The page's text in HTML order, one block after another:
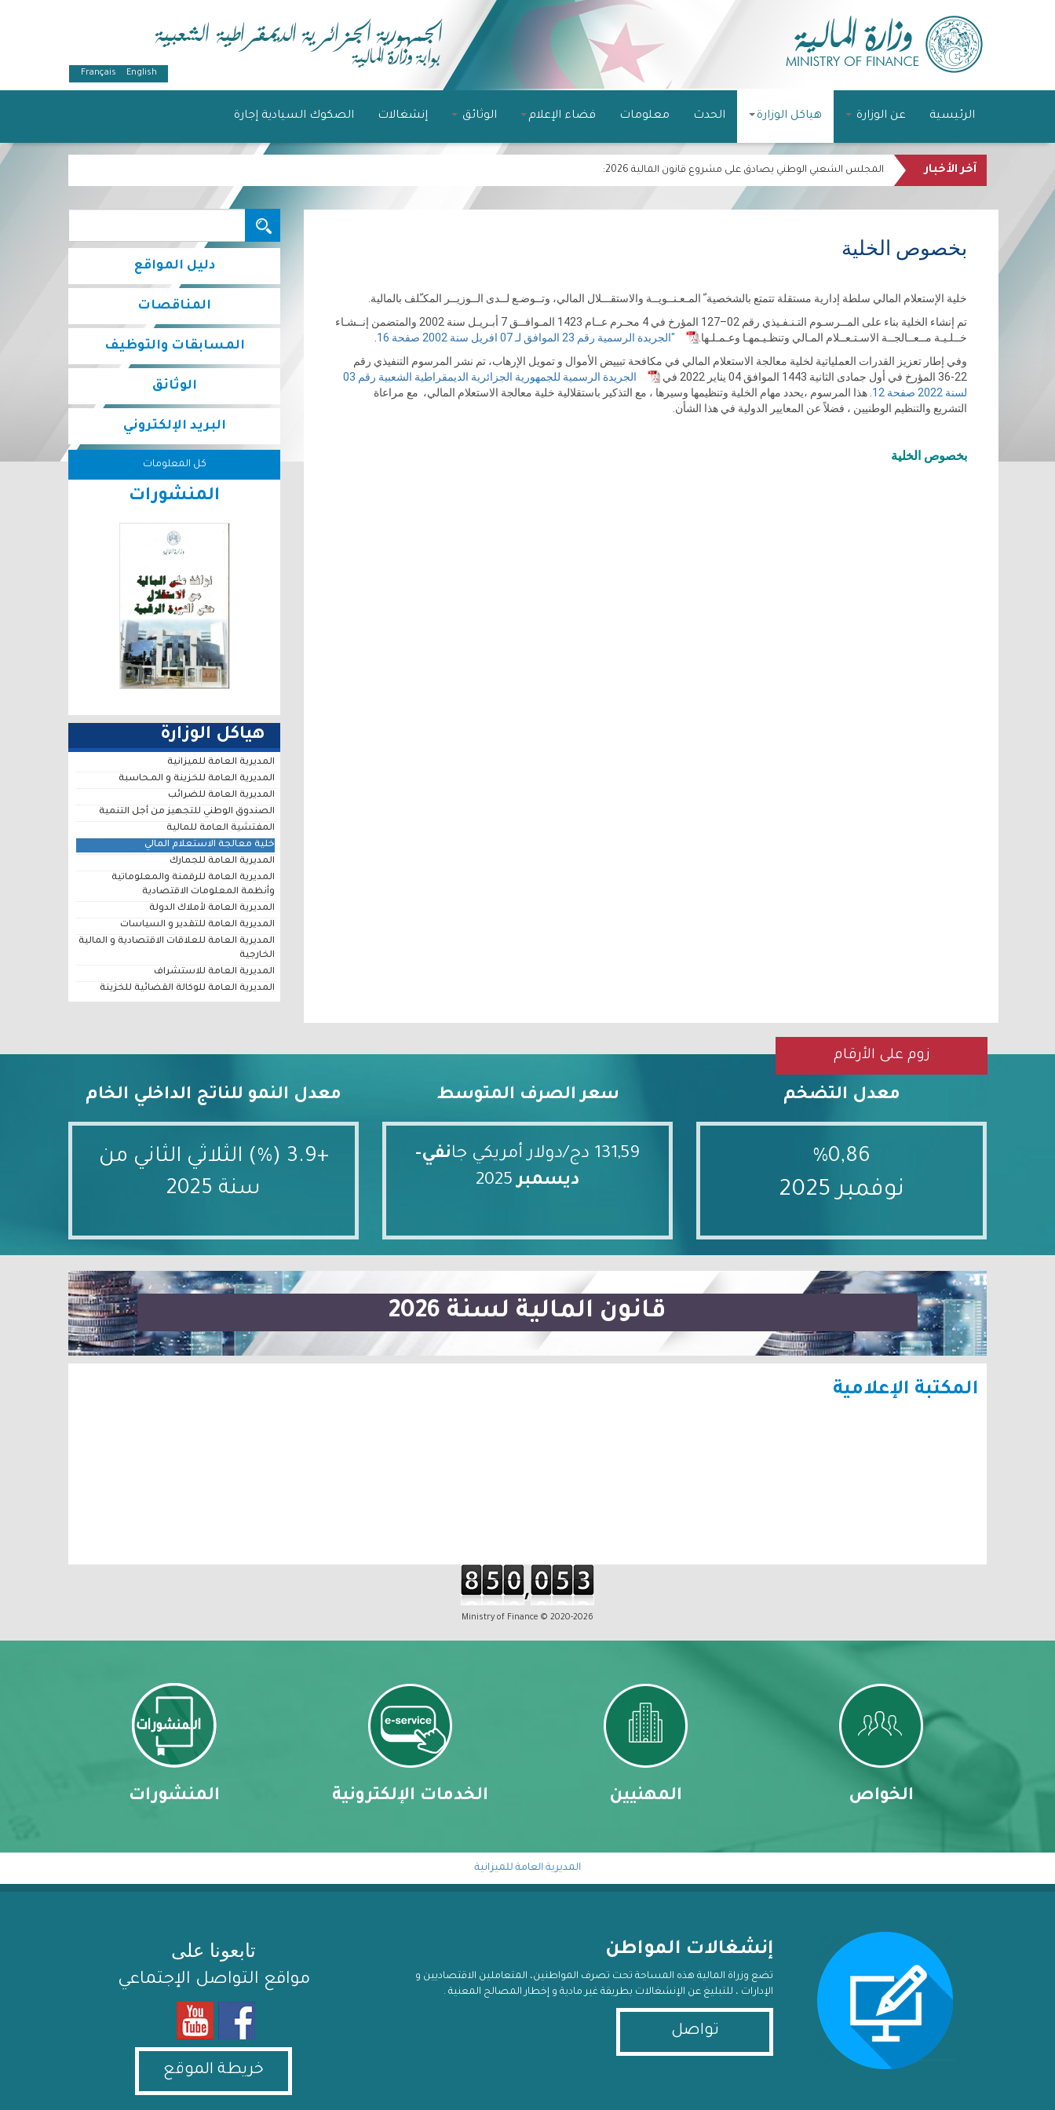
Français English
الرئيسية عن الوزارة هياكل الوزارة الحدث معلومات فضاء الإعلام الوثائق إنشغالات الصكوك السيادية إجارة
آخر الأخبار المجلس الشعبي الوطني يصادق على مشروع قانون المالية 2026 :
بخصوص الخلية
خلية الإستعلام المالي سلطة إدارية مستقلة تتمتع بالشخصية ّ المـعـنــويــة والاستقـــلال المالي، وتــوضـع لــدى الــوزيــر المكـّلف بالمالية.
تم إنشاء الخلية بناء على المــرسـوم التـنـفـيذي رقم 02–127 المؤرخ في 4 محـرم عــام 1423 المـوافــق 7 أبـريـل سنة 2002 والمتضمن إنــشـاء
خــلـيـة مــعــالجــة الاسـتـعــلام المـالي وتنظـيـمهـا وعـمـلـها.
"الجريدة الرسمية رقم 23 الموافق لـ 07 افريل سنة 2002 صفحة 16
وفي إطار تعزيز القدرات العملياتية لخلية معالجة الاستعلام المالي في مكافحة تبييض الأموال و تمويل الإرهاب، تم نشر المرسوم التنفيذي رقم
22-36 المؤرخ في أول جمادى الثانية 1443 الموافق 04 يناير 2022 في
الجريدة الرسمية للجمهورية الجزائرية الديمقراطية الشعبية رقم 03
لسنة 2022 صفحة 12
. هذا المرسوم ،يحدد مهام الخلية وتنظيمها وسيرها ، مع التذكير باستقلالية خلية معالجة الاستعلام المالي، مع مراعاة
التشريع والتنظيم الوطنيين ، فضلاً عن المعايير الدولية في هذا الشأن.
بخصوص الخلية
البحث...
دليل المواقع
المناقصات
المسابقات والتوظيف
الوثائق
البريد الإلكتروني
كل المعلومات
المنشورات
هياكل الوزارة
المديرية العامة للميزانية
المديرية العامة للخزينة و المـحاسبة
المديرية العامة للضرائب
الصندوق الوطني للتجهيز من أجل التنمية
المفتشية العامة للمالية
خلية معالجة الاستعلام المالي
المديرية العامة للجمارك
المديرية العامة للرقمنة والمعلوماتية
وأنظمة المعلومات الاقتصادية
المديرية العامة لأملاك الدولة
المديرية العامة للتقدير و السياسات
المديرية العامة للعلاقات الاقتصادية و المالية
الخارجية
المديرية العامة للاستشراف
المديرية العامة للوكالة القضائية للخزينة
زوم على الأرقام
معدل التضخم
%0,86
نوفمبر 2025
سعر الصرف المتوسط
131,59 دج/دولار أمريكي جا
نفي-
ديسمبر2025
معدل النمو للناتج الداخلي الخام
+3.9 (%) الثلاثي الثاني من
سنة 2025
قانون المالية لسنة 2026
المكتبة الإعلامية
Ministry of Finance © 2020-2026
الخواص المهنيين الخدمات الإلكترونية المنشورات
المديرية العامة للميزانية
خلية معالجة الاستعلام المالي
إنشغالات المواطن
تضع وزراة المالية هذه المساحة تحت تصرف المواطنين، المتعاملين الاقتصاديين و
الإدارات ، للتبليغ عن الإنشغالات بطريقة غير مادية و إخطار المصالح المعنية .
تواصل
تابعونا على
مواقع التواصل الإجتماعي
خريطة الموقع